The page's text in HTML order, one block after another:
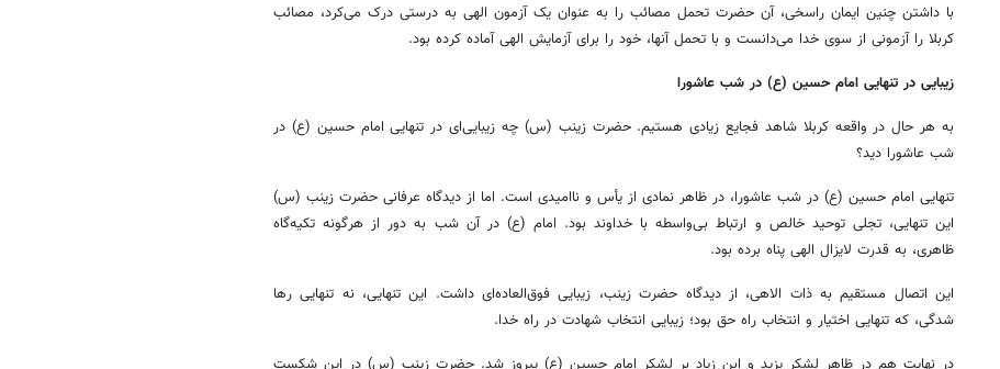
با داشتن چنین ایمان راسخی، آن حضرت تحمل مصائب را به عنوان یک آزمون الهی به درستی درک می‌کرد، مصائب
کربلا را آزمونی از سوی خدا می‌دانست و با تحمل آنها، خود را برای آزمایش الهی آماده کرده بود.
زیبایی در تنهایی امام حسین (ع) در شب عاشورا
به هر حال در واقعه کربلا شاهد فجایع زیادی هستیم. حضرت زینب (س) چه زیبایی‌ای در تنهایی امام حسین (ع) در
شب عاشورا دید؟
تنهایی امام حسین (ع) در شب عاشورا، در ظاهر نمادی از یأس و ناامیدی است. اما از دیدگاه عرفانی حضرت زینب (س)
این تنهایی، تجلی توحید خالص و ارتباط بی‌واسطه با خداوند بود. امام (ع) در آن شب به دور از هرگونه تکیه‌گاه
ظاهری، به قدرت لایزال الهی پناه برده بود.
این اتصال مستقیم به ذات الاهی، از دیدگاه حضرت زینب، زیبایی فوق‌العاده‌ای داشت. این تنهایی، نه تنهایی رها
شدگی، که تنهایی اختیار و انتخاب راه حق بود؛ زیبایی انتخاب شهادت در راه خدا.
در نهایت هم در ظاهر لشکر یزید و ابن زیاد بر لشکر امام حسین (ع) پیروز شد. حضرت زینب (س) در این شکست